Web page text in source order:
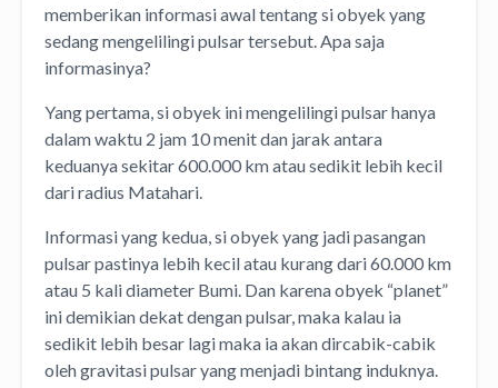
memberikan informasi awal tentang si obyek yang
sedang mengelilingi pulsar tersebut. Apa saja
informasinya?
Yang pertama, si obyek ini mengelilingi pulsar hanya
dalam waktu 2 jam 10 menit dan jarak antara
keduanya sekitar 600.000 km atau sedikit lebih kecil
dari radius Matahari.
Informasi yang kedua, si obyek yang jadi pasangan
pulsar pastinya lebih kecil atau kurang dari 60.000 km
atau 5 kali diameter Bumi. Dan karena obyek “planet”
ini demikian dekat dengan pulsar, maka kalau ia
sedikit lebih besar lagi maka ia akan dircabik-cabik
oleh gravitasi pulsar yang menjadi bintang induknya.